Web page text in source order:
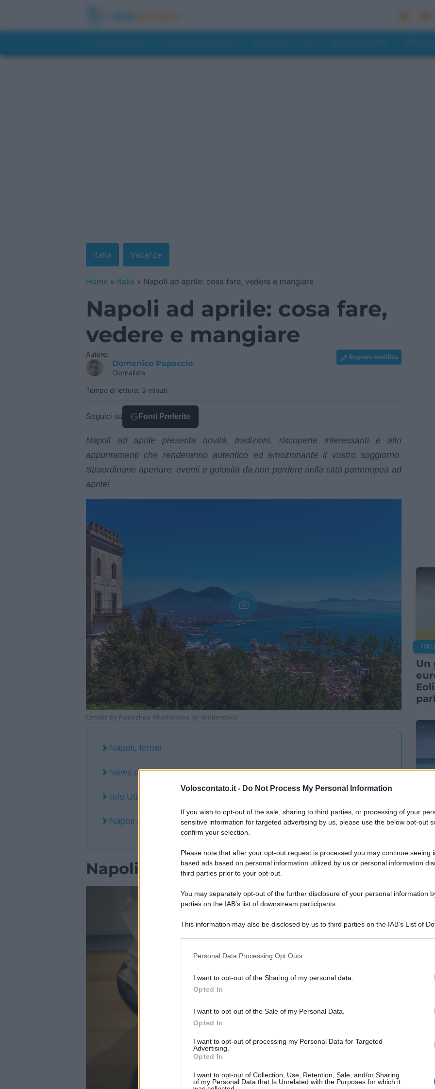
Voloscontato.it - Do Not Process My Personal Information
If you wish to opt-out of the sale, sharing to third parties, or processing of your
sensitive information for targeted advertising by us, please use the below opt-out
confirm your selection.
Please note that after your opt-out request is processed you may continue seeing
based ads based on personal information utilized by us or personal information
third parties prior to your opt-out.
You may separately opt-out of the further disclosure of your personal information
parties on the IAB’s list of downstream participants.
This information may also be disclosed by us to third parties on the IAB’s List of
information including but not limited to your visit or usage behaviour. You may
in below Google consent section.
Personal Data Processing Opt Outs
I want to opt-out of the Sharing of my personal data.
Opted In
I want to opt-out of the Sale of my Personal Data.
Opted In
I want to opt-out of processing my Personal Data for Targeted
Advertising.
Opted In
I want to opt-out of Collection, Use, Retention, Sale, and/or Sharing
of my Personal Data that Is Unrelated with the Purposes for which it
Italia Vacanze
Home » Italia » Napoli ad aprile: cosa fare, vedere e mangiare
Napoli ad aprile: cosa fare,
vedere e mangiare
Autore:
Domenico Papaccio
Giornalista
Segnala modifica
Tempo di lettura: 3 minuti
Seguici su Fonti Preferite
Napoli ad aprile presenta novità, tradizioni, riscoperte interessanti e altri
appuntamenti che renderanno autentico ed emozionante il vostro soggiorno.
Straordinarie aperture, eventi e golosità da non perdere nella città partenopea ad
aprile!
Credits by Nadezhda Kharitonova by shutterstock
Napoli, torna!
News of Naples
Info Utili
Napoli ad aprile: foto e immagini
Napoli, torna!
Un